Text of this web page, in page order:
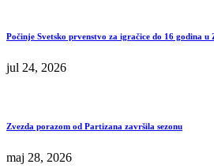
Počinje Svetsko prvenstvo za igračice do 16 godina u
jul 24, 2026
Zvezda porazom od Partizana završila sezonu
maj 28, 2026